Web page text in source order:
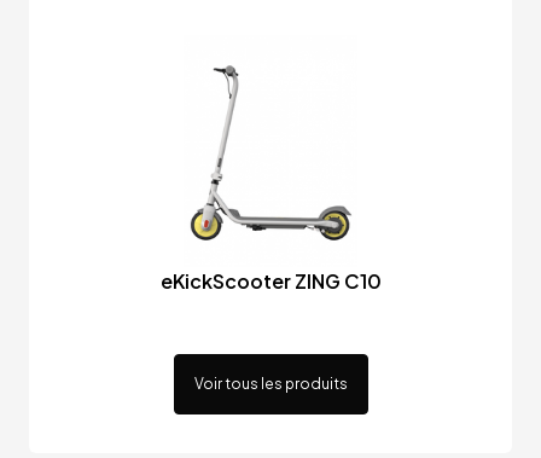
eKickScooter ZING C10
Voir tous les produits